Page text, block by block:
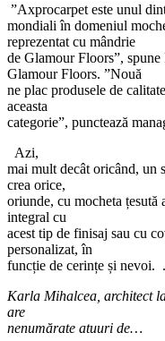
”Axprocarpet este unul
mondiali în domeniul
reprezentat cu mândrie
de Glamour Floors”,
Glamour Floors. ”Nouă
ne plac produsele de
aceasta
categorie”, punctează
Azi,
mai mult decât oricând, un
crea orice,
oriunde, cu mocheta țesută
integral cu
acest tip de finisaj sau cu
personalizat, în
funcție de cerințe și nevoi. .
Karla Mihalcea, architect
are
nenumărate atuuri de…